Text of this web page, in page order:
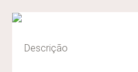
Descrição